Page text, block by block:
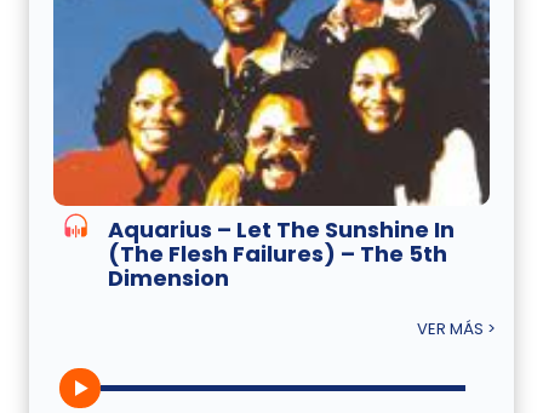
Aquarius – Let The Sunshine In
(The Flesh Failures) – The 5th
Dimension
VER MÁS >